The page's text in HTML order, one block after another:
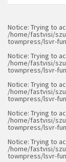
Notice: Trying to
/home/fastvisi/
townpress/lsvr-
Notice: Trying to
/home/fastvisi/
townpress/lsvr-
Notice: Trying to
/home/fastvisi/
townpress/lsvr-
Notice: Trying to
/home/fastvisi/
townpress/lsvr-
Notice: Trying to
/home/fastvisi/
townpress/lsvr-